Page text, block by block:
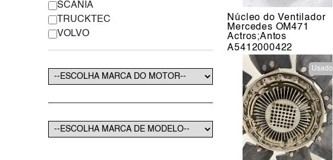
SCANIA
TRUCKTEC
VOLVO
Núcleo do Ventilador
Mercedes OM471
Actros;Antos
A5412000422
Usado